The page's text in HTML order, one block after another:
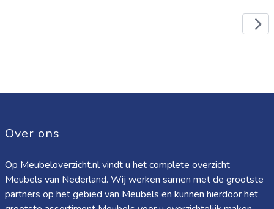
Over ons
Op Meubeloverzicht.nl vindt u het complete overzicht
Meubels van Nederland. Wij werken samen met de grootste
partners op het gebied van Meubels en kunnen hierdoor het